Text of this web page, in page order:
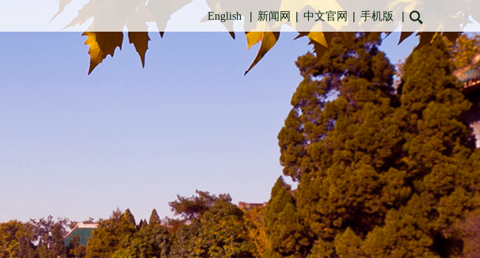
English | 新闻网 | 中文官网 | 手机版 |